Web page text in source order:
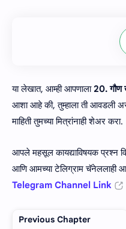
या लेखात, आम्ही आपणाला20. गौण
आशा आहे की, तुम्हाला ती आवडली
माहिती तुमच्या मित्रांनाही शेअर करा.
आपले महसूल कायद्याविषयक प्रश्न
आणि आमच्या टेलिग्राम चॅनेललाही
Telegram Channel Link